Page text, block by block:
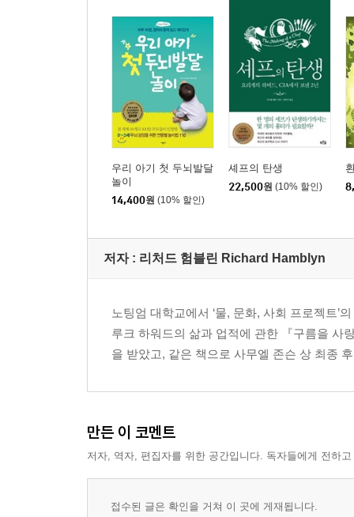
우리 아기 첫 두뇌발달
놀이
14,400원 (10% 할인)
셰프의 탄생
22,500원 (10% 할인)
저자 : 리처드 험블린 Richard Hamblyn
노팅엄 대학교에서 ‘물, 문화, 사회 프로젝트
루크 하워드의 삶과 업적에 관한 『구름을 사
을 받았고, 같은 책으로 사무엘 존슨 상 최종
만든 이 코멘트
저자, 역자, 편집자를 위한 공간입니다. 독자들에게 전하
접수된 글은 확인을 거쳐 이 곳에 게재됩니다.